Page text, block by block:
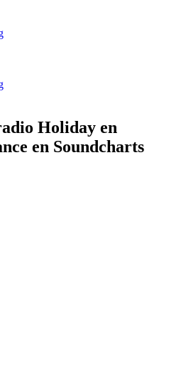
Holiday en
en Soundcharts